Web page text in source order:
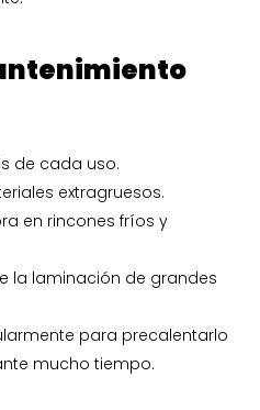
de cada uso.
extragruesos.
en rincones fríos y
la laminación de grandes
para precalentarlo
mucho tiempo.